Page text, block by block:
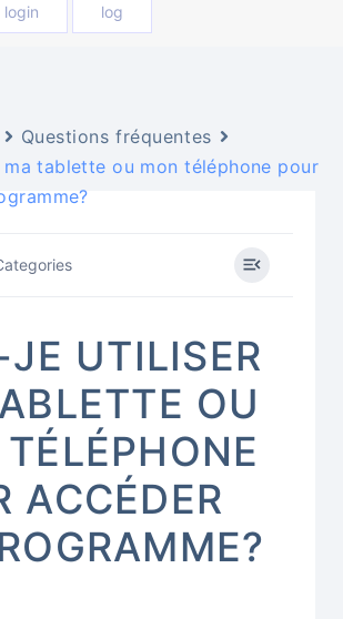
login log
Questions fréquentes
tablette ou mon téléphone pour
UTILISER
OU
ACCÉDER